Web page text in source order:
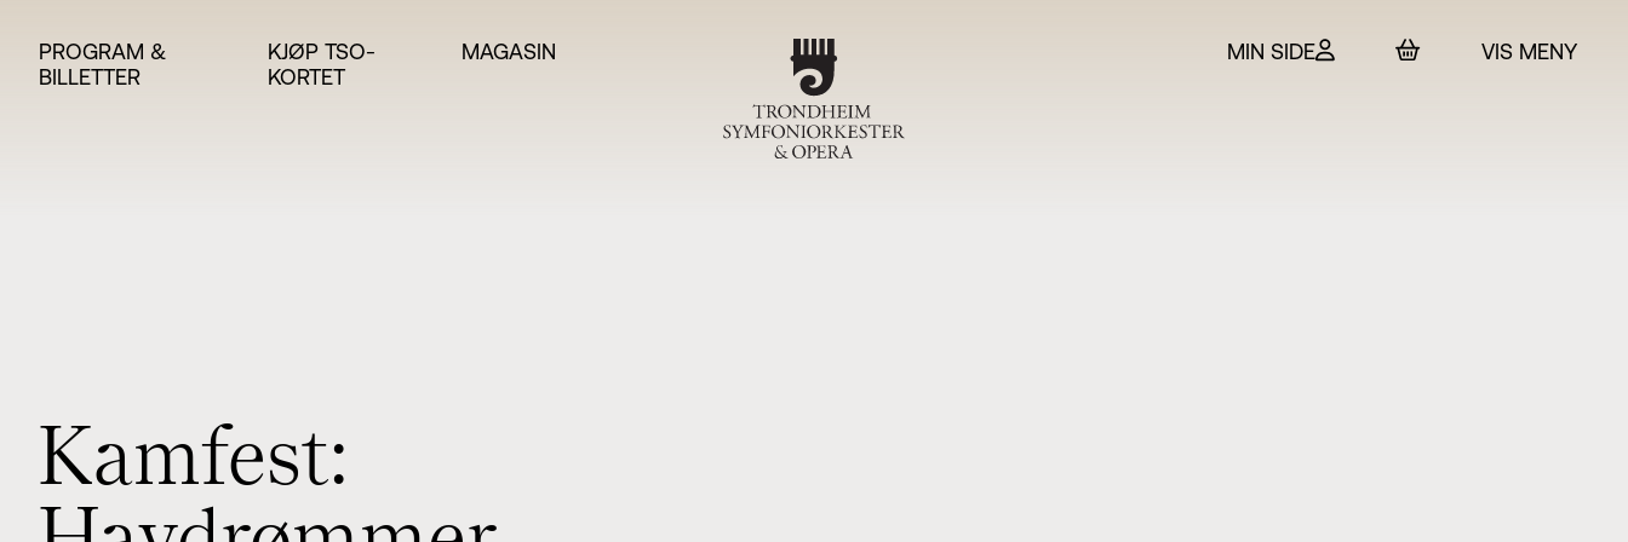
Program & billetter
PROGRAM &
BILLETTER
KJØP TSO-
KORTET
MAGASIN MIN SIDE VIS MENY
Kamfest: